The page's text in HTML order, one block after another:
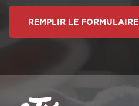
REMPLIR LE FORMULAIRE